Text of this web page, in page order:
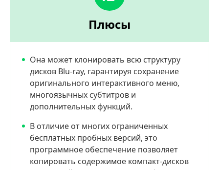
Плюсы
Она может клонировать всю структуру
дисков Blu-ray, гарантируя сохранение
оригинального интерактивного меню,
многоязычных субтитров и
дополнительных функций.
В отличие от многих ограниченных
бесплатных пробных версий, это
программное обеспечение позволяет
копировать содержимое компакт-дисков